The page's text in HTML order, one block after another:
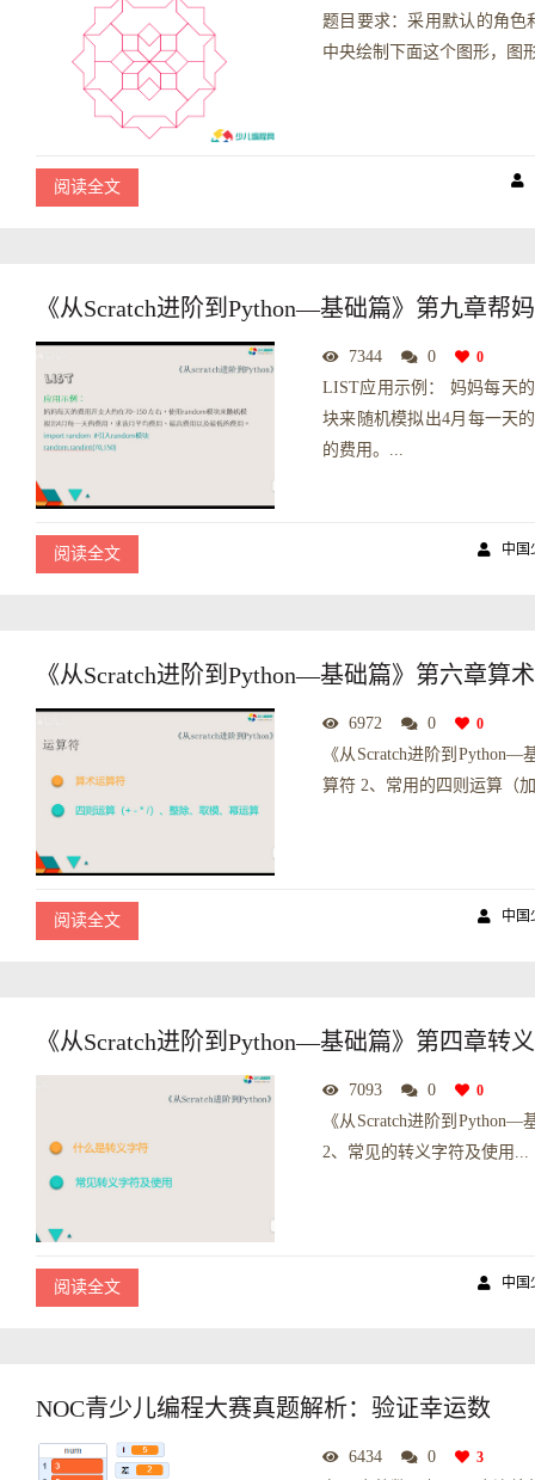
题目要求：采用默认的角色
中央绘制下面这个图形，图
阅读全文
《从Scratch进阶到Python—基础篇》第九章帮
7344 0 0
LIST应用示例： 妈妈每天
块来随机模拟出4月每一天
的费用。...
阅读全文 中国
《从Scratch进阶到Python—基础篇》第六章算
6972 0 0
《从Scratch进阶到
算符 2、常用的四则运算（
阅读全文 中国
《从Scratch进阶到Python—基础篇》第四章转
7093 0 0
《从Scratch进阶到
2、常见的转义字符及使用...
阅读全文 中国
NOC青少儿编程大赛真题解析：验证幸运数
6434 0 3